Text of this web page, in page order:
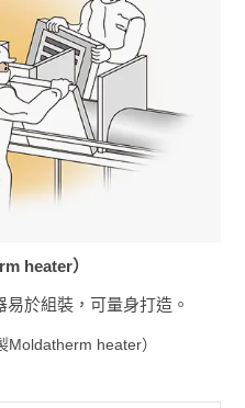
heater）
於組裝，可量身打造。
Moldatherm heater）